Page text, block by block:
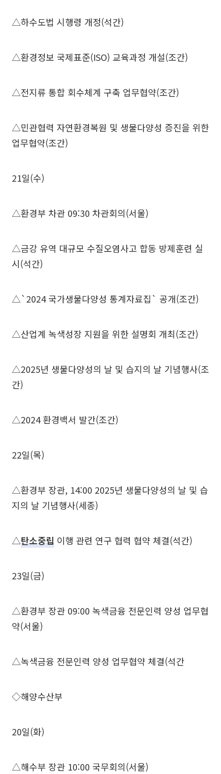
△하수도법 시행령 개정(석간)
△환경정보 국제표준(ISO) 교육과정 개설(조간)
△전지류 통합 회수체계 구축 업무협약(조간)
△민관협력 자연환경복원 및 생물다양성 증진을 위한
업무협약(조간)
21일(수)
△환경부 차관 09:30 차관회의(서울)
△금강 유역 대규모 수질오염사고 합동 방제훈련 실
시(석간)
△`2024 국가생물다양성 통계자료집` 공개(조간)
△산업계 녹색성장 지원을 위한 설명회 개최(조간)
△2025년 생물다양성의 날 및 습지의 날 기념행사(조
간)
△2024 환경백서 발간(조간)
22일(목)
△환경부 장관, 14:00 2025년 생물다양성의 날 및 습
지의 날 기념행사(세종)
△탄소중립 이행 관련 연구 협력 협약 체결(석간)
23일(금)
△환경부 장관 09:00 녹색금융 전문인력 양성 업무협
약(서울)
△녹색금융 전문인력 양성 업무협약 체결(석간
◇해양수산부
20일(화)
△해수부 장관 10:00 국무회의(서울)